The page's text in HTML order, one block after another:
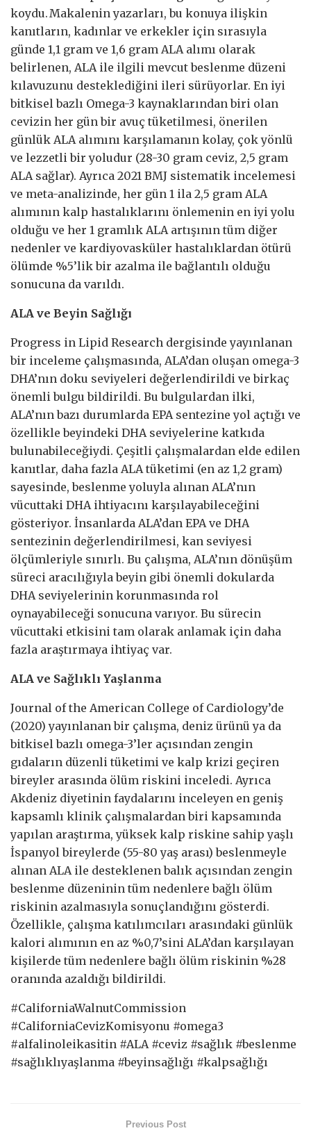
koydu. Makalenin yazarları, bu konuya ilişkin
kanıtların, kadınlar ve erkekler için sırasıyla
günde 1,1 gram ve 1,6 gram ALA alımı olarak
belirlenen, ALA ile ilgili mevcut beslenme düzeni
kılavuzunu desteklediğini ileri sürüyorlar. En iyi
bitkisel bazlı Omega-3 kaynaklarından biri olan
cevizin her gün bir avuç tüketilmesi, önerilen
günlük ALA alımını karşılamanın kolay, çok yönlü
ve lezzetli bir yoludur (28-30 gram ceviz, 2,5 gram
ALA sağlar). Ayrıca 2021 BMJ sistematik incelemesi
ve meta-analizinde, her gün 1 ila 2,5 gram ALA
alımının kalp hastalıklarını önlemenin en iyi yolu
olduğu ve her 1 gramlık ALA artışının tüm diğer
nedenler ve kardiyovasküler hastalıklardan ötürü
ölümde %5’lik bir azalma ile bağlantılı olduğu
sonucuna da varıldı.
ALA ve Beyin Sağlığı
Progress in Lipid Research dergisinde yayınlanan
bir inceleme çalışmasında, ALA’dan oluşan omega-3
DHA’nın doku seviyeleri değerlendirildi ve birkaç
önemli bulgu bildirildi. Bu bulgulardan ilki,
ALA’nın bazı durumlarda EPA sentezine yol açtığı ve
özellikle beyindeki DHA seviyelerine katkıda
bulunabileceğiydi. Çeşitli çalışmalardan elde edilen
kanıtlar, daha fazla ALA tüketimi (en az 1,2 gram)
sayesinde, beslenme yoluyla alınan ALA’nın
vücuttaki DHA ihtiyacını karşılayabileceğini
gösteriyor. İnsanlarda ALA’dan EPA ve DHA
sentezinin değerlendirilmesi, kan seviyesi
ölçümleriyle sınırlı. Bu çalışma, ALA’nın dönüşüm
süreci aracılığıyla beyin gibi önemli dokularda
DHA seviyelerinin korunmasında rol
oynayabileceği sonucuna varıyor. Bu sürecin
vücuttaki etkisini tam olarak anlamak için daha
fazla araştırmaya ihtiyaç var.
ALA ve Sağlıklı Yaşlanma
Journal of the American College of Cardiology’de
(2020) yayınlanan bir çalışma, deniz ürünü ya da
bitkisel bazlı omega-3’ler açısından zengin
gıdaların düzenli tüketimi ve kalp krizi geçiren
bireyler arasında ölüm riskini inceledi. Ayrıca
Akdeniz diyetinin faydalarını inceleyen en geniş
kapsamlı klinik çalışmalardan biri kapsamında
yapılan araştırma, yüksek kalp riskine sahip yaşlı
İspanyol bireylerde (55-80 yaş arası) beslenmeyle
alınan ALA ile desteklenen balık açısından zengin
beslenme düzeninin tüm nedenlere bağlı ölüm
riskinin azalmasıyla sonuçlandığını gösterdi.
Özellikle, çalışma katılımcıları arasındaki günlük
kalori alımının en az %0,7’sini ALA’dan karşılayan
kişilerde tüm nedenlere bağlı ölüm riskinin %28
oranında azaldığı bildirildi.
#CaliforniaWalnutCommission
#CaliforniaCevizKomisyonu #omega3
#alfalinoleikasitin #ALA #ceviz #sağlık #beslenme
#sağlıklıyaşlanma #beyinsağlığı #kalpsağlığı
Previous Post